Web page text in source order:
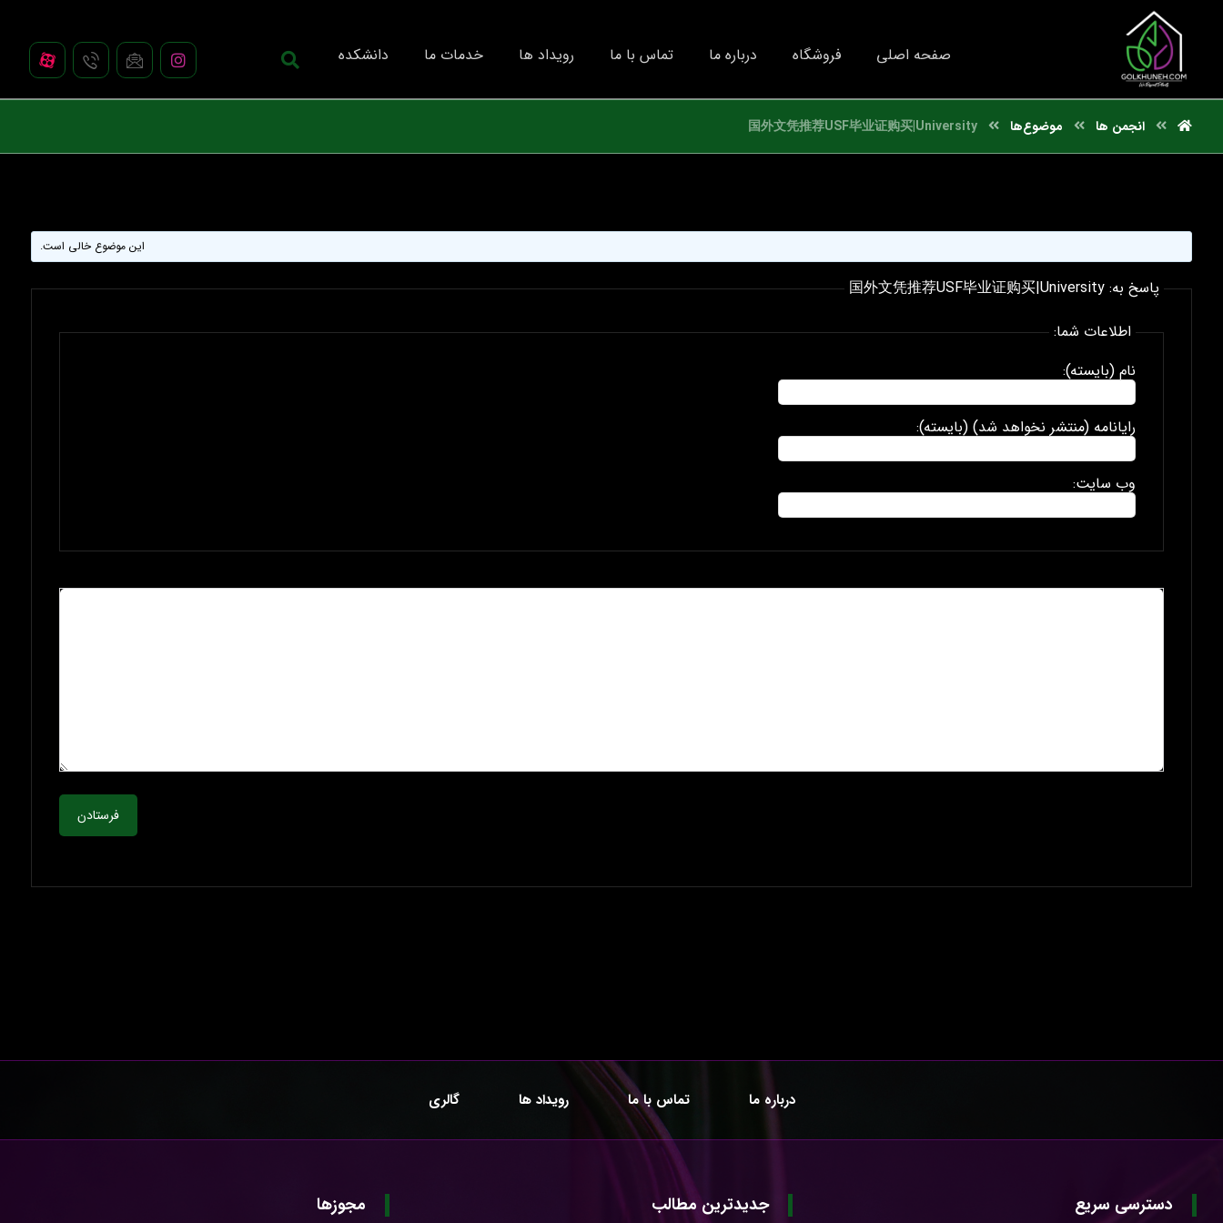
صفحه اصلی فروشگاه درباره ما تماس با ما رویداد ها خدمات ما دانشکده
انجمن ها موضوع‌ها 国外文凭推荐USF毕业证购买|University
این موضوع خالی است.
پاسخ به: 国外文凭推荐USF毕业证购买|University
اطلاعات شما:
نام (بایسته):
رایانامه (منتشر نخواهد شد) (بایسته):
وب سایت:
فرستادن
درباره ما تماس با ما رویداد ها گالری
دسترسی سریع جدیدترین مطالب مجوزها